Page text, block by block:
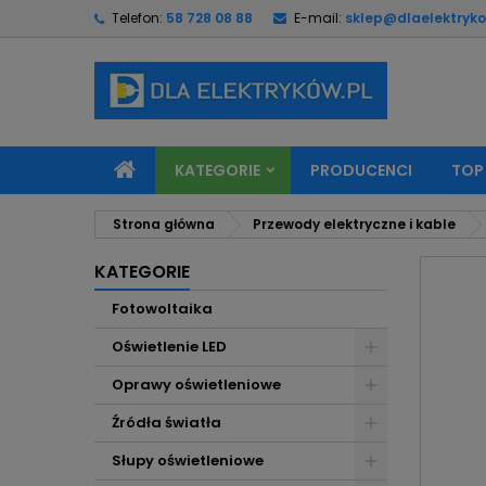
Telefon: 58 728 08 88 E-mail:
KATEGORIE PRODUCENCI
Strona główna Przewody elektryczne i kable
KATEGORIE
Fotowoltaika
Oświetlenie LED
Oprawy oświetleniowe
Źródła światła
Słupy oświetleniowe